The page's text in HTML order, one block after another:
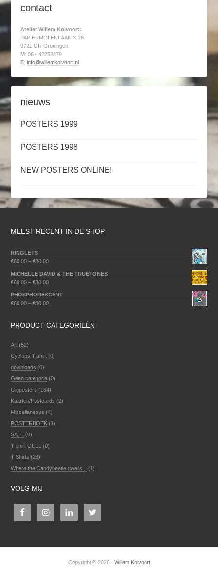
contact
Atelier Willem Kolvoort:
PAPIERMOLENLAAN 3-26
9721 GR Groningen
M: 06 - 42252879
E:info@willemkolvoort.nl
nieuws
POSTERS 1999
POSTERS 1998
NEW POSTERS ONLINE!
MEEST RECENT IN DE SHOP
RINGLETS
€60.00 –€80.00
MICHELLE DAVID & THE TRUETONES
€60.00 –€80.00
PHOSPHORESCENT
€60.00 –€80.00
PRODUCT CATEGORIEËN
Art (52)
Cyclops T-shirt (0)
downloads (0)
Geen categorie (0)
Gigposters (164)
Kaarten/Postcards (2)
Miscellaneous (4)
POSTERBOEK (1)
SALE (0)
T-shirt GULL
(0)
T-Shirts (23)
Where the Candybeetle dwells...
(1)
VOLG MIJ
Copyright © 2026 · Willem Kolvoort